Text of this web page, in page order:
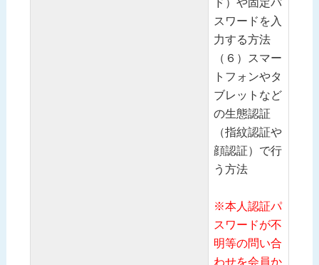
ド）や固定パ
スワードを入
力する方法
（６）スマー
トフォンやタ
ブレットなど
の生態認証
（指紋認証や
顔認証）で行
う方法
※本人認証パ
スワードが不
明等の問い合
わせを会員か